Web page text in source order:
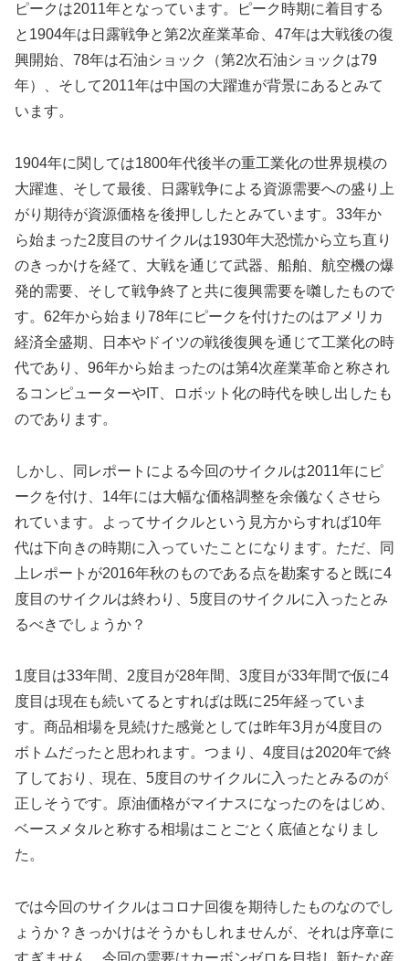
ピークは2011年となっています。ピーク時期に着目する
と1904年は日露戦争と第2次産業革命、47年は大戦後の復
興開始、78年は石油ショック（第2次石油ショックは79
年）、そして2011年は中国の大躍進が背景にあるとみて
います。
1904年に関しては1800年代後半の重工業化の世界規模の
大躍進、そして最後、日露戦争による資源需要への盛り上
がり期待が資源価格を後押ししたとみています。33年か
ら始まった2度目のサイクルは1930年大恐慌から立ち直り
のきっかけを経て、大戦を通じて武器、船舶、航空機の爆
発的需要、そして戦争終了と共に復興需要を囃したもので
す。62年から始まり78年にピークを付けたのはアメリカ
経済全盛期、日本やドイツの戦後復興を通じて工業化の時
代であり、96年から始まったのは第4次産業革命と称され
るコンピューターやIT、ロボット化の時代を映し出したも
のであります。
しかし、同レポートによる今回のサイクルは2011年にピ
ークを付け、14年には大幅な価格調整を余儀なくさせら
れています。よってサイクルという見方からすれば10年
代は下向きの時期に入っていたことになります。ただ、同
上レポートが2016年秋のものである点を勘案すると既に4
度目のサイクルは終わり、5度目のサイクルに入ったとみ
るべきでしょうか？
1度目は33年間、2度目が28年間、3度目が33年間で仮に4
度目は現在も続いてるとすればは既に25年経っていま
す。商品相場を見続けた感覚としては昨年3月が4度目の
ボトムだったと思われます。つまり、4度目は2020年で終
了しており、現在、5度目のサイクルに入ったとみるのが
正しそうです。原油価格がマイナスになったのをはじめ、
ベースメタルと称する相場はことごとく底値となりまし
た。
では今回のサイクルはコロナ回復を期待したものなのでし
ょうか？きっかけはそうかもしれませんが、それは序章に